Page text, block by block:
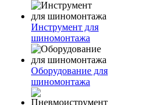
Инструмент для
шиномонтажа
Оборудование для
шиномонтажа